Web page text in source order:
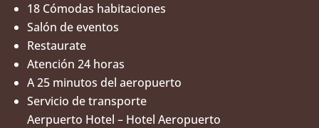
18 Cómodas habitaciones
Salón de eventos
Restaurate
Atención 24 horas
A 25 minutos del aeropuerto
Servicio de transporte
Aerpuerto Hotel – Hotel Aeropuerto